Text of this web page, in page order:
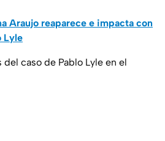
Araujo reaparece e impacta con
Lyle
del caso de Pablo Lyle en el